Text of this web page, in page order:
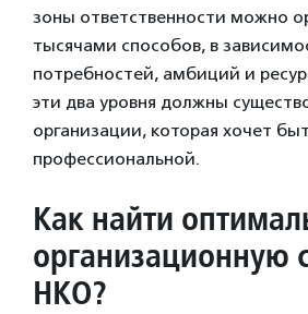
зоны ответственности можно
тысячами способов, в
потребностей, амбиций и
эти два уровня должны
организации, которая хочет
профессиональной.
Как найти
организационную
НКО?